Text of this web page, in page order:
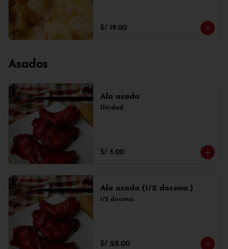
S/ 19.00
Asados
Ala asada
Unidad.
S/ 5.00
Ala asada (1/2 docena.)
1/2 docena.
S/ 28.00